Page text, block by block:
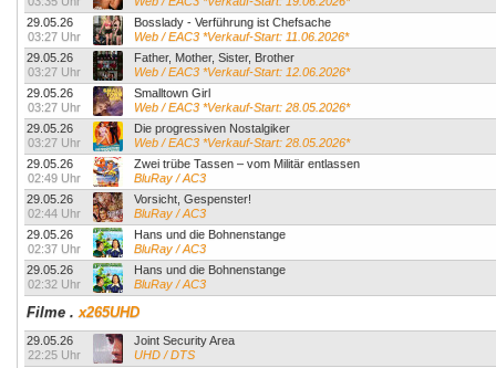
29.05.26
03:27 Uhr
Bosslady - Verführung ist Chefsache
Web / EAC3 *Verkauf-Start: 11.06.2026*
29.05.26
03:27 Uhr
Father, Mother, Sister, Brother
Web / EAC3 *Verkauf-Start: 12.06.2026*
29.05.26
03:27 Uhr
Smalltown Girl
Web / EAC3 *Verkauf-Start: 28.05.2026*
29.05.26
03:27 Uhr
Die progressiven Nostalgiker
Web / EAC3 *Verkauf-Start: 28.05.2026*
29.05.26
02:49 Uhr
Zwei trübe Tassen – vom Militär entlassen
BluRay / AC3
29.05.26
02:44 Uhr
Vorsicht, Gespenster!
BluRay / AC3
29.05.26
02:37 Uhr
Hans und die Bohnenstange
BluRay / AC3
29.05.26
02:32 Uhr
Hans und die Bohnenstange
BluRay / AC3
Filme .x265UHD
29.05.26
22:25 Uhr
Joint Security Area
UHD / DTS